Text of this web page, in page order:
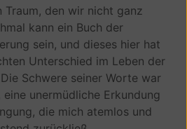
Traum, den wir nicht ganz
kann ein Buch der
sein, und dieses hier hat
Unterschied im Leben der
Schwere seiner Worte war
unermüdliche Erkundung
die mich atemlos und